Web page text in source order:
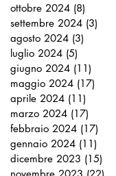
ottobre 2024 (8)
settembre 2024 (3)
agosto 2024 (3)
luglio 2024 (5)
giugno 2024 (11)
maggio 2024 (17)
aprile 2024 (11)
marzo 2024 (17)
febbraio 2024 (17)
gennaio 2024 (11)
dicembre 2023 (15)